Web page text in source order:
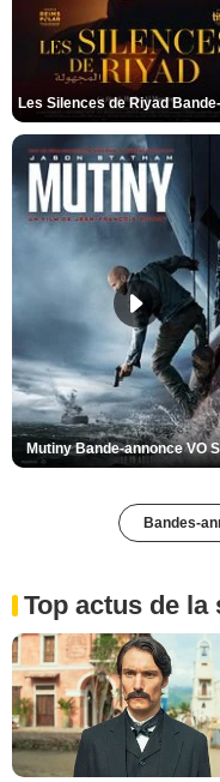
Mutiny Bande-annonce VO
Bandes-
Top actus de la